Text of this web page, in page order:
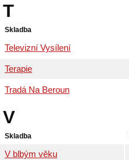
T
Skladba
Televizní Vysílení
Terapie
Tradá Na Beroun
V
Skladba
V blbým věku